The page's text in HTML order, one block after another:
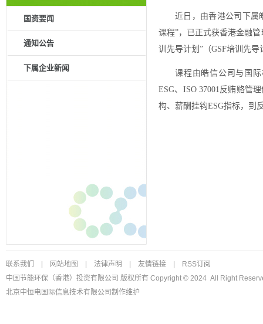
国资要闻
通知公告
下属企业新闻
近日，由香港公司下属
课程”，已正式获香港金融
训先导计划”（GSF培训先
课程由皓信公司与国
ESG、ISO 37001反贿赂管
构、薪酬挂钩ESG指标，到
联系我们 网站地图 法律声明 友情链接
RSS订阅
中国节能环保（香港）投资有限公司 版权所有 Copyright © 2024 All Right
北京中恒电国际信息技术有限公司 制作维护